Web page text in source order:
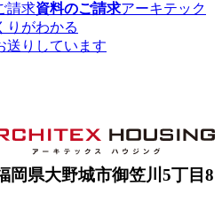
資料のご請求アーキテック
りがわかる
送りしています
岡県大野城市御笠川5丁目8